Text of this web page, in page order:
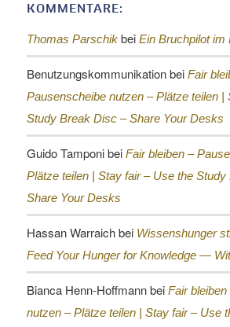
KOMMENTARE:
Thomas Parschikbei Ein Bruchpilot im
Benutzungskommunikationbei Fair
Pausenscheibe nutzen – Plätze teilen |
Study Break Disc – Share Your Desks
Guido Tamponibei Fair bleiben –
Plätze teilen | Stay fair – Use the
Share Your Desks
Hassan Warraichbei Wissenshunger
Feed Your Hunger for Knowledge —
Bianca Henn-Hoffmannbei Fair
nutzen – Plätze teilen | Stay fair – Use